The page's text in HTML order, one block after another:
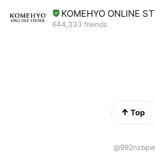
KOMEHYO ONLINE
644,333 friends
Top
@992nzbpw